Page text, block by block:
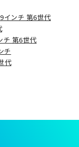
インチ 第6世代
チ 第6世代
チ
代